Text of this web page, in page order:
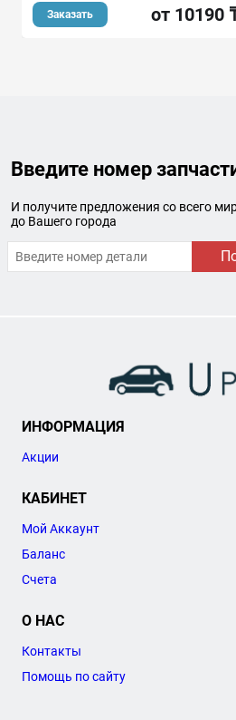
Заказать от 10190
Введите номер
И получите предложения со всего
до Вашего города
ИНФОРМАЦИЯ
Акции
КАБИНЕТ
Мой Аккаунт
Баланс
Счета
О НАС
Контакты
Помощь по сайту